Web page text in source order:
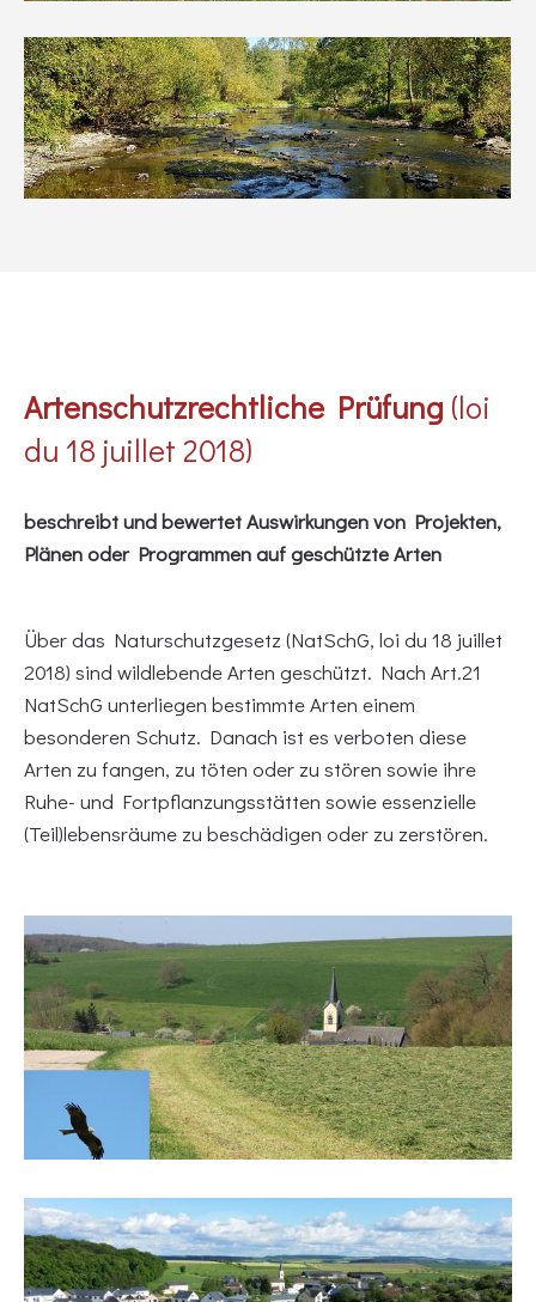
Artenschutzrechtliche Prüfung (loi
du 18 juillet 2018)
beschreibt und bewertet Auswirkungen von Projekten,
Plänen oder Programmen auf geschützte Arten
Über das Naturschutzgesetz (NatSchG, loi du 18 juillet
2018) sind wildlebende Arten geschützt. Nach Art.21
NatSchG unterliegen bestimmte Arten einem
besonderen Schutz. Danach ist es verboten diese
Arten zu fangen, zu töten oder zu stören sowie ihre
Ruhe- und Fortpflanzungsstätten sowie essenzielle
(Teil)lebensräume zu beschädigen oder zu zerstören.